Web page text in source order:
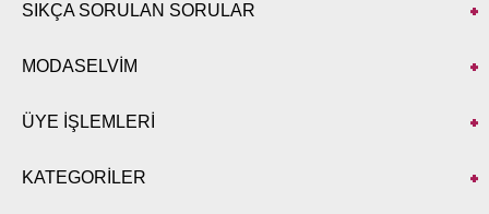
SIKÇA SORULAN SORULAR
MODASELVİM
ÜYE İŞLEMLERİ
KATEGORİLER